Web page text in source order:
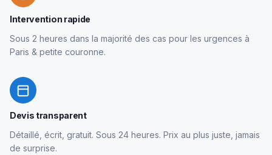
Intervention rapide
Sous 2 heures dans la majorité des cas pour les urgences à
Paris & petite couronne.
Devis transparent
Détaillé, écrit, gratuit. Sous 24 heures. Prix au plus juste, jamais
de surprise.